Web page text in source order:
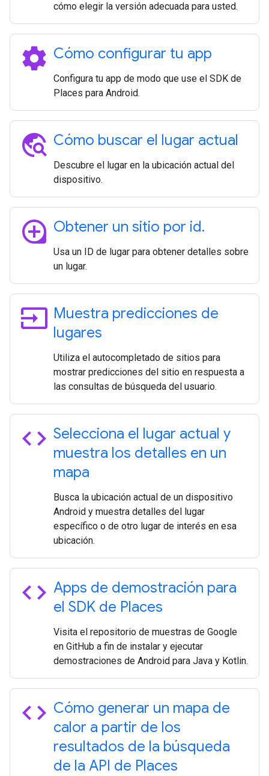
cómo elegir la versión adecuada para usted.
settings Cómo configurar tu app
Configura tu app de modo que use el SDK de
Places para Android.
travel_explore Cómo buscar el lugar actual
Descubre el lugar en la ubicación actual del
dispositivo.
loupe Obtener un sitio por id.
Usa un ID de lugar para obtener detalles sobre
un lugar.
input Muestra predicciones de
lugares
Utiliza el autocompletado de sitios para
mostrar predicciones del sitio en respuesta a
las consultas de búsqueda del usuario.
code Selecciona el lugar actual y
muestra los detalles en un
mapa
Busca la ubicación actual de un dispositivo
Android y muestra detalles del lugar
específico o de otro lugar de interés en esa
ubicación.
code Apps de demostración para
el SDK de Places
Visita el repositorio de muestras de Google
en GitHub a fin de instalar y ejecutar
demostraciones de Android para Java y Kotlin.
code Cómo generar un mapa de
calor a partir de los
resultados de la búsqueda
de la API de Places